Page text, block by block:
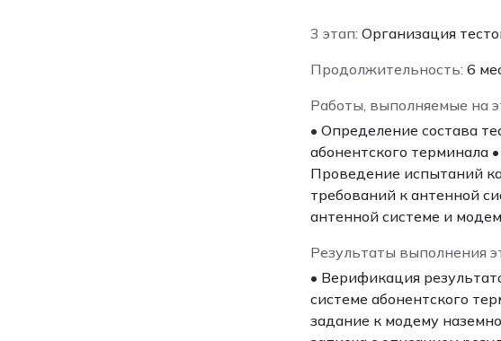
3 этап: Организация
Продолжительность: 6
Работы, выполняемые на
• Определение состава
абонентского терминала
Проведение испытаний
требований к антенной
антенной системе и
Результаты выполнения
• Верификация
системе абонентского
задание к модему